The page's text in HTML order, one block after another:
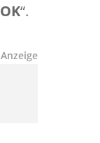
OK“.